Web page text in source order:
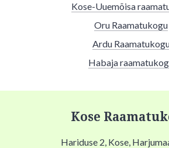
Kose-Uuemõisa
Oru Raamatukogu
Ardu
Habaja
Kose
Hariduse 2, Kose,